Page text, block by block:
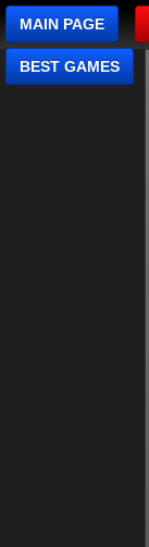
MAIN PAGE
BEST GAMES